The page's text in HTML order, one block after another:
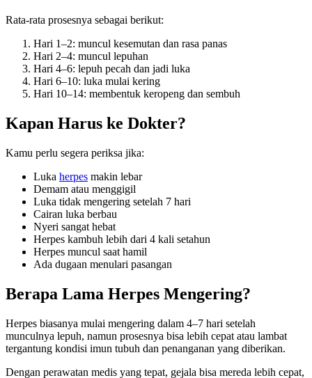
Rata-rata prosesnya sebagai berikut:
Hari 1–2: muncul kesemutan dan rasa panas
Hari 2–4: muncul lepuhan
Hari 4–6: lepuh pecah dan jadi luka
Hari 6–10: luka mulai kering
Hari 10–14: membentuk keropeng dan sembuh
Kapan Harus ke Dokter?
Kamu perlu segera periksa jika:
Luka herpes makin lebar
Demam atau menggigil
Luka tidak mengering setelah 7 hari
Cairan luka berbau
Nyeri sangat hebat
Herpes kambuh lebih dari 4 kali setahun
Herpes muncul saat hamil
Ada dugaan menulari pasangan
Berapa Lama Herpes Mengering?
Herpes biasanya mulai mengering dalam 4–7 hari setelah
munculnya lepuh, namun prosesnya bisa lebih cepat atau lambat
tergantung kondisi imun tubuh dan penanganan yang diberikan.
Dengan perawatan medis yang tepat, gejala bisa mereda lebih cepat,